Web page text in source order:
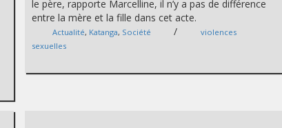
le père, rapporte Marcelline, il n’y a pas de différence
entre la mère et la fille dans cet acte.
Actualité, Katanga, Société /
violences
sexuelles